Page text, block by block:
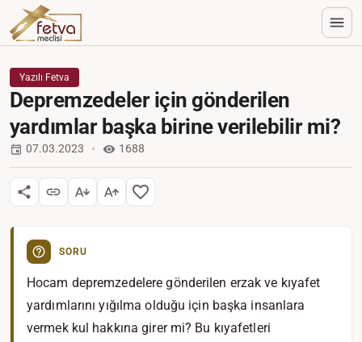
Yazılı Fetva
Depremzedeler için gönderilen
yardımlar başka birine verilebilir mi?
07.03.2023 1688
SORU
Hocam depremzedelere gönderilen erzak ve kıyafet
yardımlarını yığılma olduğu için başka insanlara
vermek kul hakkına girer mi? Bu kıyafetleri